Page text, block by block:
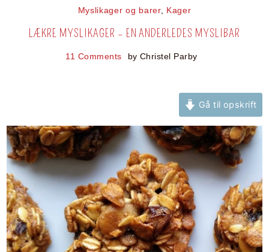
Myslikager og barer, Kager
LÆKRE MYSLIKAGER – EN ANDERLEDES MYSLIBAR
11 Comments by Christel Parby
Gå til opskrift